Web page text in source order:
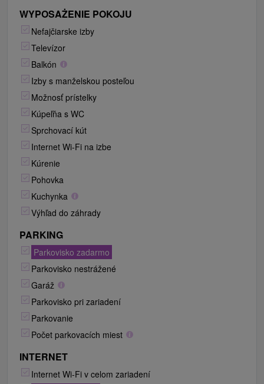
WYPOSAŻENIE POKOJU
Nefajčiarske izby
Televízor
Balkón
Izby s manželskou posteľou
Možnosť prístelky
Kúpeľňa s WC
Sprchovací kút
Internet Wi-Fi na izbe
Kúrenie
Pohovka
Kuchynka
Výhľad do záhrady
PARKING
Parkovisko zadarmo
Parkovisko nestrážené
Garáž
Parkovisko pri zariadení
Parkovanie
Počet parkovacích miest
INTERNET
Internet Wi-Fi v celom zariadení